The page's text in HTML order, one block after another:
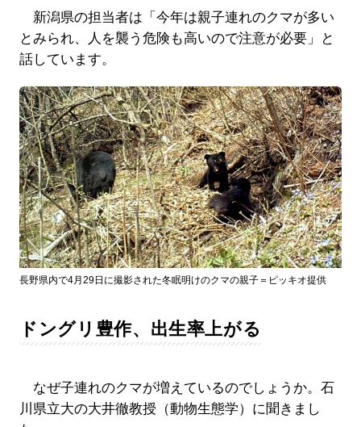
新潟県の担当者は「今年は親子連れのクマが多い
とみられ、人を襲う危険も高いので注意が必要」と
話しています。
長野県内で4月29日に撮影された冬眠明けのクマの親子＝ピッキオ提供
ドングリ豊作、出生率上がる
なぜ子連れのクマが増えているのでしょうか。石
川県立大の大井徹教授（動物生態学）に聞きまし